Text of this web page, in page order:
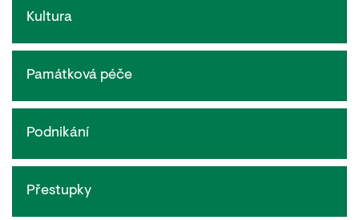
Kultura
Památková péče
Podnikání
Přestupky